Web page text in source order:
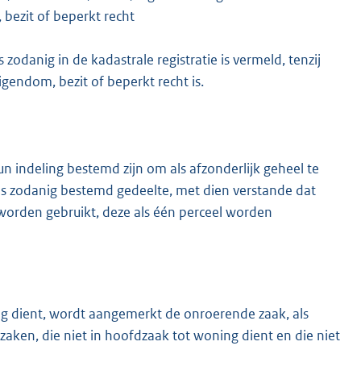
bezit of beperkt recht
in de kadastrale registratie is vermeld, tenzij
bezit of beperkt recht is.
indeling bestemd zijn om als afzonderlijk geheel te
zodanig bestemd gedeelte, met dien verstande dat
gebruikt, deze als één perceel worden
dient, wordt aangemerkt de onroerende zaak, als
die niet in hoofdzaak tot woning dient en die niet